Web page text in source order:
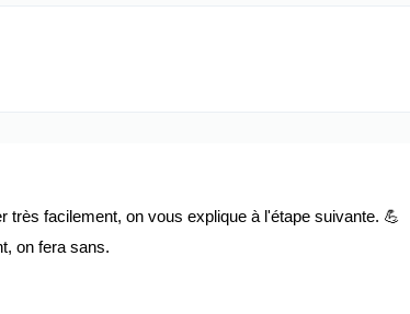
très facilement, on vous explique à l'étape suivante. 💪
on fera sans.